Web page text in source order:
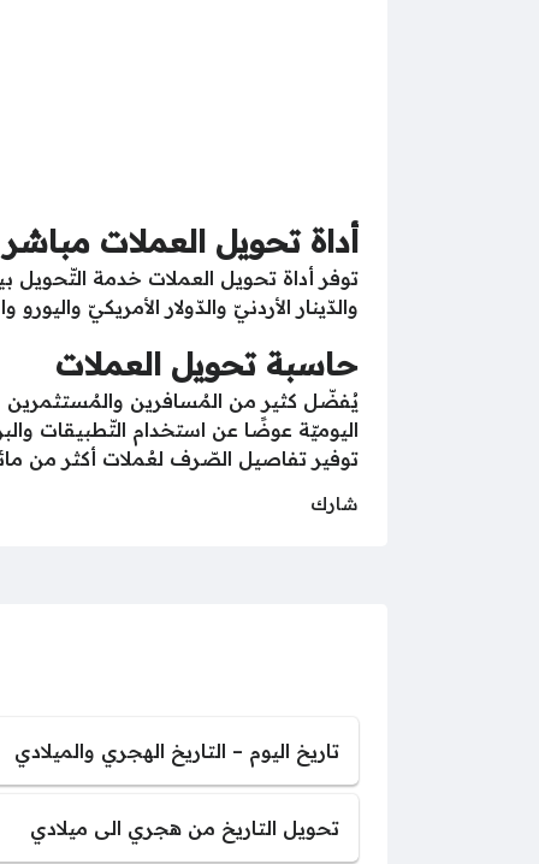
أداة تحويل العملات مباشر
توفر أداة تحويل العملات خدمة التّحويل
والدّينار الأردنيّ والدّولار الأمريكيّ
حاسبة تحويل العملات
يُفضّل كثير من المُسافرين والمُستثمرين
اليوميّة عوضًا عن استخدام التّطبيقات
توفير تفاصيل الصّرف لعُملات أكثر من
شارك
تاريخ اليوم – التاريخ الهجري والميلادي
تحويل التاريخ من هجري الى ميلادي